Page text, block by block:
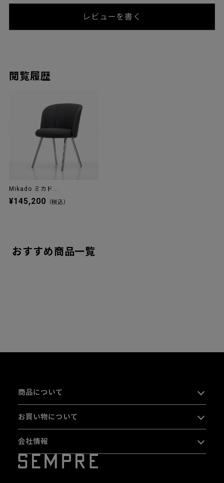
レビューを書く
閲覧履歴
Mikado ミカド...
¥145,200 （税込）
おすすめ商品一覧
商品について
お買い物について
会社情報